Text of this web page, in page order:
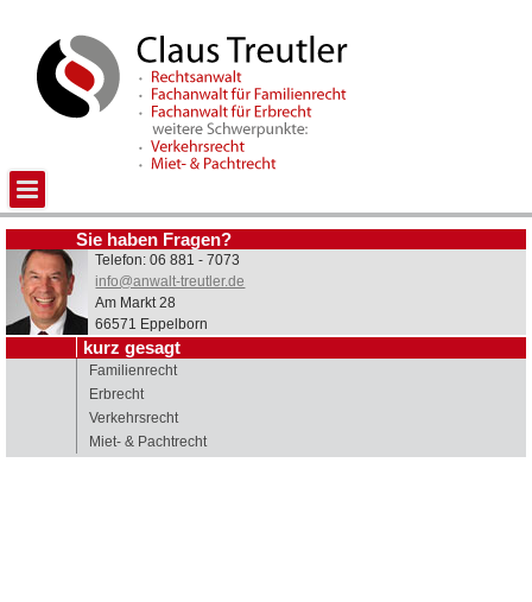
Sie haben Fragen?
Telefon: 06 881 - 7073
info@anwalt-treutler.de
Am Markt 28
66571 Eppelborn
kurz gesagt
Familienrecht
Erbrecht
Verkehrsrecht
Miet- & Pachtrecht